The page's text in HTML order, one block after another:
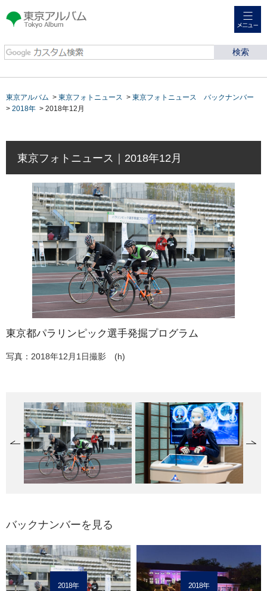
東京アルバム Tokyo
Album
東京アルバム > 東京フォトニュース > 東京フォトニュース バックナンバー
> 2018年 > 2018年12月
東京フォトニュース｜2018年12月
東京都パラリンピック選手発掘プログラム
写真：2018年12月1日撮影 (h)
案内ロボット実証実験
写真：2018年12月19日撮影 (k)
交通局フルフラットバスを視察
写真：2018年12月20日撮影 (ki)
チャレスポ！TOKYO ステージイベント 車いすカーリ
バックナンバーを見る
2018年
2018年